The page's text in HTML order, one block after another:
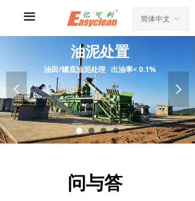
끀 ꀅ
简体中文
油泥处置
油田/罐底油泥处理 出油率< 0.1%
넳 넲
问与答